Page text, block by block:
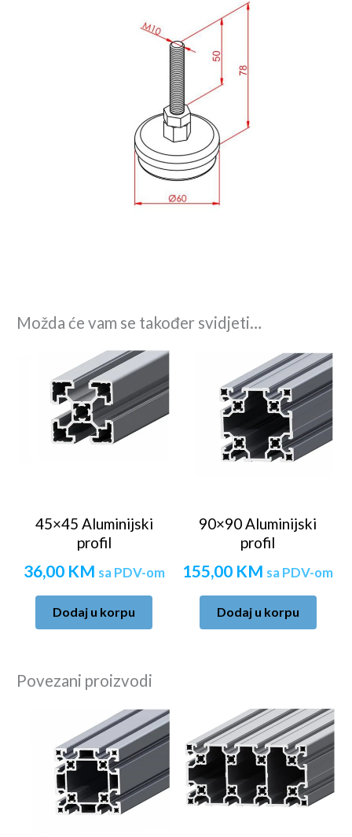
Možda će vam se također svidjeti…
45×45 Aluminijski
profil
36,00 KM sa PDV-om
Dodaj u korpu
90×90 Aluminijski
profil
155,00 KM sa PDV-om
Dodaj u korpu
Povezani proizvodi